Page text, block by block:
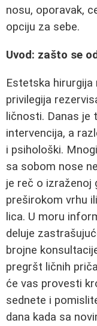
nosu, oporavak,
opciju za sebe.
Uvod: zašto se
Estetska hirurgija
privilegija
ličnosti. Danas je
intervencija, a
i psihološki.
sa sobom nose
je reč o izraženoj
preširokom vrhu
lica. U moru
deluje
brojne
pregršt ličnih
će vas provesti
sednete i
dana kada sa